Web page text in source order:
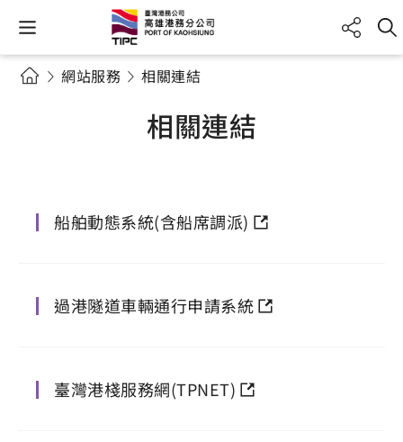
網站服務 相關連結
相關連結
船舶動態系統(含船席調派)
過港隧道車輛通行申請系統
臺灣港棧服務網(TPNET)